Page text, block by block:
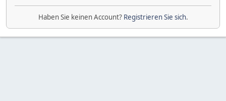
Haben Sie keinen Account? Registrieren Sie sich.